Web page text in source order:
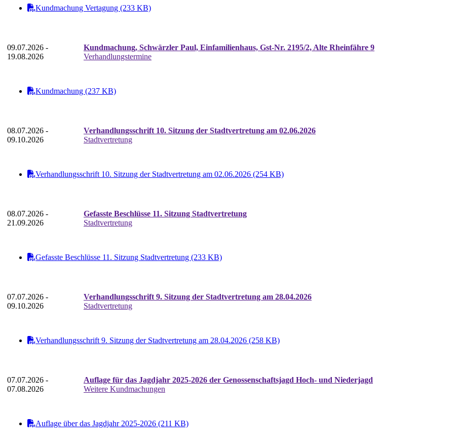
Kundmachung Vertagung (233 KB)
09.07.2026 -
19.08.2026
Kundmachung, Schwärzler Paul, Einfamilienhaus, Gst-Nr. 2195/2, Alte Rheinfähre 9
Verhandlungstermine
Kundmachung (237 KB)
08.07.2026 -
09.10.2026
Verhandlungsschrift 10. Sitzung der Stadtvertretung am 02.06.2026
Stadtvertretung
Verhandlungsschrift 10. Sitzung der Stadtvertretung am 02.06.2026 (254 KB)
08.07.2026 -
21.09.2026
Gefasste Beschlüsse 11. Sitzung Stadtvertretung
Stadtvertretung
Gefasste Beschlüsse 11. Sitzung Stadtvertretung (233 KB)
07.07.2026 -
09.10.2026
Verhandlungsschrift 9. Sitzung der Stadtvertretung am 28.04.2026
Stadtvertretung
Verhandlungsschrift 9. Sitzung der Stadtvertretung am 28.04.2026 (258 KB)
07.07.2026 -
07.08.2026
Auflage für das Jagdjahr 2025-2026 der Genossenschaftsjagd Hoch- und Niederjagd
Weitere Kundmachungen
Auflage über das Jagdjahr 2025-2026 (211 KB)